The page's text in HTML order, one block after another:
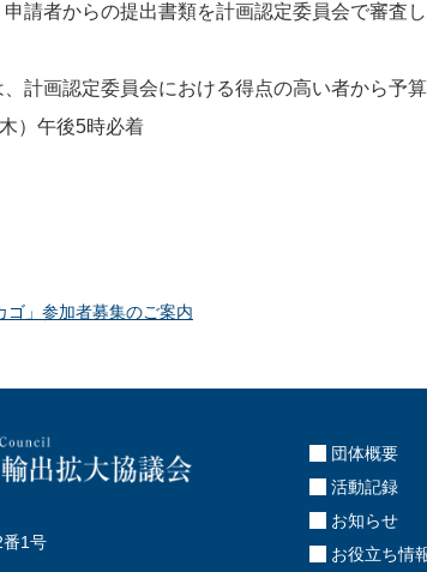
請者からの提出書類を計画認定委員会で審査
計画認定委員会における得点の高い者から予
）午後5時必着
ゴ」参加者募集のご案内
1号
団体概要
活動記録
お知らせ
お役立ち情